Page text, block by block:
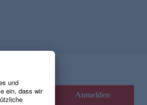
Anmelden